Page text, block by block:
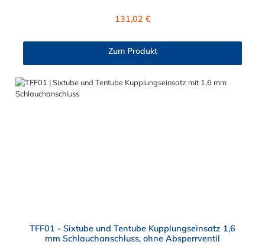
Regulärer Preis:
131,02 €
Zum Produkt
TFF01 - Sixtube und Tentube Kupplungseinsatz 1,6
mm Schlauchanschluss, ohne Absperrventil